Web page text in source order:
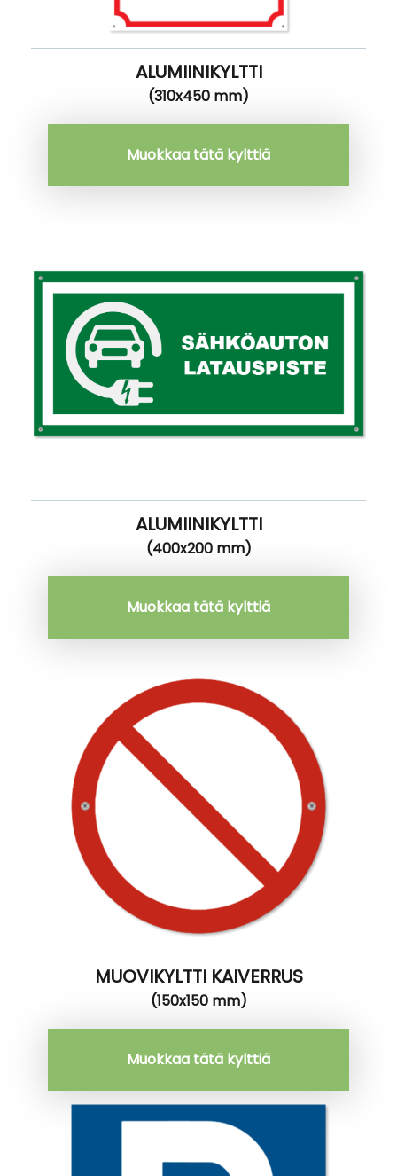
ALUMIINIKYLTTI
(310x450 mm)
Muokkaa tätä kylttiä
ALUMIINIKYLTTI
(400x200 mm)
Muokkaa tätä kylttiä
MUOVIKYLTTI KAIVERRUS
(150x150 mm)
Muokkaa tätä kylttiä